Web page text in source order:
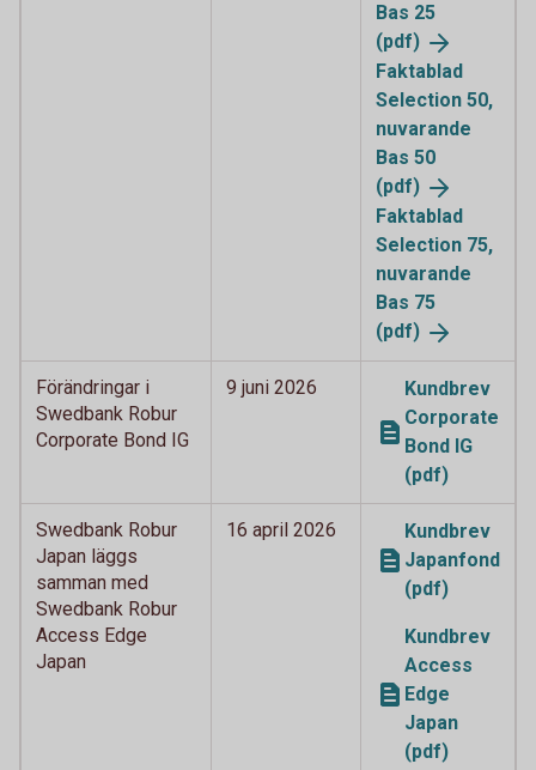
Bas 25
(pdf)
Faktablad
Selection 50,
nuvarande
Bas 50
(pdf)
Faktablad
Selection 75,
nuvarande
Bas 75
(pdf)
Förändringar i
Swedbank Robur
Corporate Bond IG
9 juni 2026
Kundbrev
Corporate
Bond IG
(pdf)
Swedbank Robur
Japan läggs
samman med
Swedbank Robur
Access Edge
Japan
16 april 2026
Kundbrev
Japanfond
(pdf)
Kundbrev
Access
Edge
Japan
(pdf)